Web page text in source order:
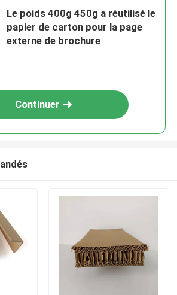
Le poids 400g 450g a réutilisé le
papier de carton pour la page
externe de brochure
Continuer